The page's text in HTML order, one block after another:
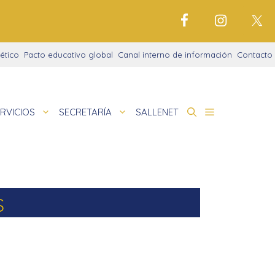
Pacto educativo global Canal interno de información Contacto
didácticas
SECRETARÍA SALLENET